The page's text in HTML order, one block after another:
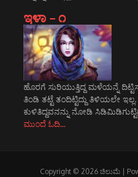
ಇಳಾ – ೧
ಹೊರಗೆ ಸುರಿಯುತ್ತಿದ್ದ ಮಳೆಯನ್ನೆ
ತಿಂಡಿ ತಟ್ಟೆ ತಂದಿಟ್ಟಿದ್ದು ತಿಳಿಯಲೇ
ಕುಳಿತಿದ್ದವನನ್ನು ನೋಡಿ
ಮುಂದೆ ಓದಿ…
Copyright © 2026 ಚಿಲುಮೆ |